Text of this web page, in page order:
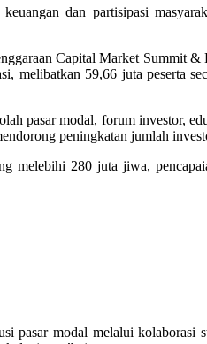
dan partisipasi
Capital Market Summit
melibatkan 59,66 juta peserta
pasar modal, forum investor,
peningkatan jumlah
melebihi 280 juta jiwa,
pasar modal melalui kolaborasi